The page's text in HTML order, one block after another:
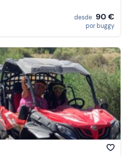
desde 90 €
por buggy